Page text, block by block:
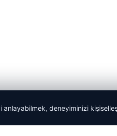
anlayabilmek, deneyiminizi